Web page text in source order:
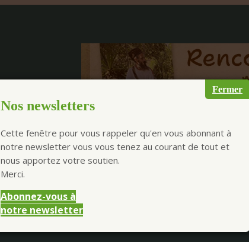
Fermer
Nos newsletters
Cette fenêtre pour vous rappeler qu'en vous abonnant à
notre newsletter vous vous tenez au courant de tout et
nous apportez votre soutien.
Merci.
Abonnez-vous à
notre newsletter